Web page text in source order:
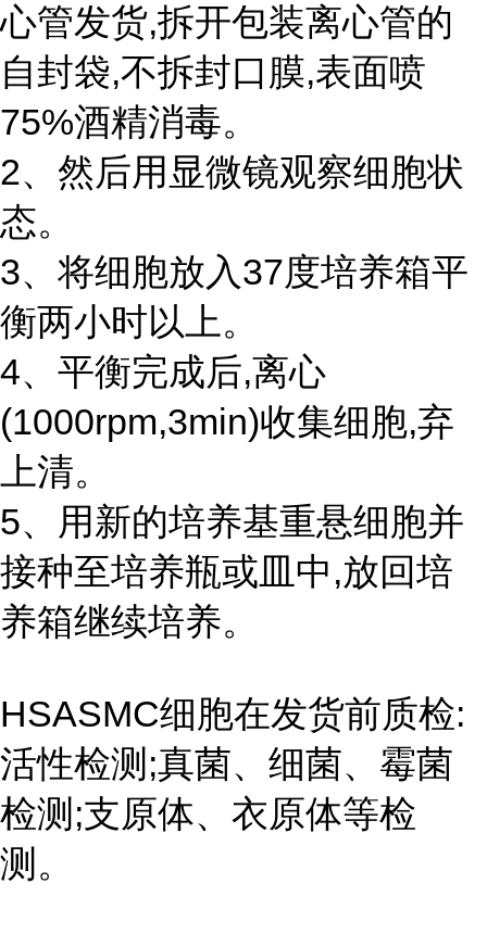
心管发货,拆开包装离心管的
自封袋,不拆封口膜,表面喷
75%酒精消毒。
2、然后用显微镜观察细胞状
态。
3、将细胞放入37度培养箱平
衡两小时以上。
4、平衡完成后,离心
(1000rpm,3min)收集细胞,弃
上清。
5、用新的培养基重悬细胞并
接种至培养瓶或皿中,放回培
养箱继续培养。
HSASMC细胞在发货前质检:
活性检测;真菌、细菌、霉菌
检测;支原体、衣原体等检
测。